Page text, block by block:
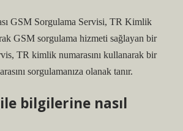
GSM Sorgulama Servisi, TR Kimlik
GSM sorgulama hizmeti sağlayan bir
TR kimlik numarasını kullanarak bir
sorgulamanıza olanak tanır.
bilgilerine nasıl